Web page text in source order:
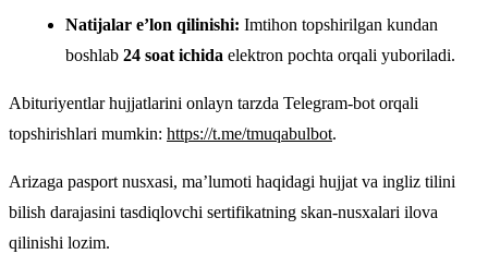
Natijalar e’lon qilinishi: Imtihon topshirilgan kundan
boshlab 24 soat ichida elektron pochta orqali yuboriladi.
Abituriyentlar hujjatlarini onlayn tarzda Telegram-bot orqali
topshirishlari mumkin: https://t.me/tmuqabulbot.
Arizaga pasport nusxasi, ma’lumoti haqidagi hujjat va ingliz tilini
bilish darajasini tasdiqlovchi sertifikatning skan-nusxalari ilova
qilinishi lozim.